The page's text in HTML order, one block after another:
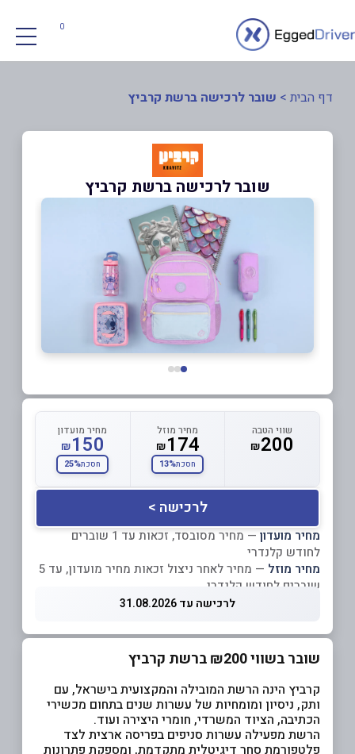
0
דף הבית > שובר לרכישה ברשת קרביץ
שובר לרכישה ברשת קרביץ
שווי הטבה
₪200
מחיר מוזל
₪174
חסכת13%
מחיר מועדון
₪150
חסכת25%
לרכישה >
מחיר מועדון
— מחיר מסובסד, זכאות עד 1 שוברים
לחודש קלנדרי
מחיר מוזל
— מחיר לאחר ניצול זכאות מחיר מועדון, עד 5
שוברים לחודש קלנדרי
לרכישה עד 31.08.2026
שובר בשווי ₪200 ברשת קרביץ
קרביץ הינה הרשת המובילה והמקצועית בישראל, עם
ותק, ניסיון ומומחיות של עשרות שנים בתחום מכשירי
הכתיבה, הציוד המשרדי, חומרי היצירה ועוד.
הרשת מפעילה עשרות סניפים בפריסה ארצית לצד
פלטפורמת סחר דיגיטלית מתקדמת, ומספקת פתרונות